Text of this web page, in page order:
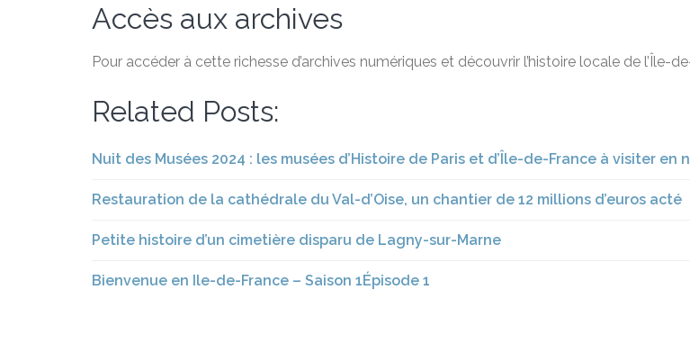
Accès aux archives
Pour accéder à cette richesse d’archives numériques et découvrir l’histoire locale de l’Île-
Related Posts:
Nuit des Musées 2024 : les musées d’Histoire de Paris et d’Île-de-France à visiter en
Restauration de la cathédrale du Val-d’Oise, un chantier de 12 millions d’euros acté
Petite histoire d’un cimetière disparu de Lagny-sur-Marne
Bienvenue en Ile-de-France – Saison 1Épisode 1